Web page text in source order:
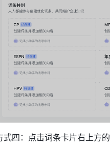
式四：点击词条卡片右上方的